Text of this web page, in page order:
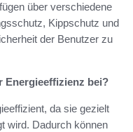
über verschiedene
Kippschutz und
der Benutzer zu
Energieeffizienz bei?
da sie gezielt
wird. Dadurch können